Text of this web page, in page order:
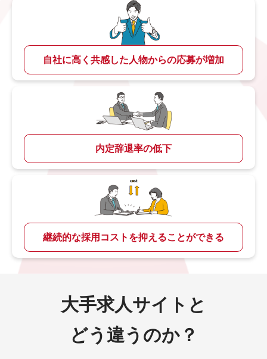
自社に高く共感した人物からの応募が増加
内定辞退率の低下
継続的な採用コストを抑えることができる
大手求人サイトと
どう違うのか？